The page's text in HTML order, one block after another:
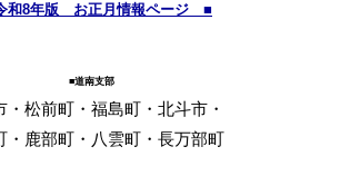
8年版 お正月情報ページ ■
■道南支部
・松前町・福島町・北斗市・
・鹿部町・八雲町・長万部町